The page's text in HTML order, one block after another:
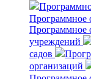
Программное
Программное
учреждений
садов
организаций